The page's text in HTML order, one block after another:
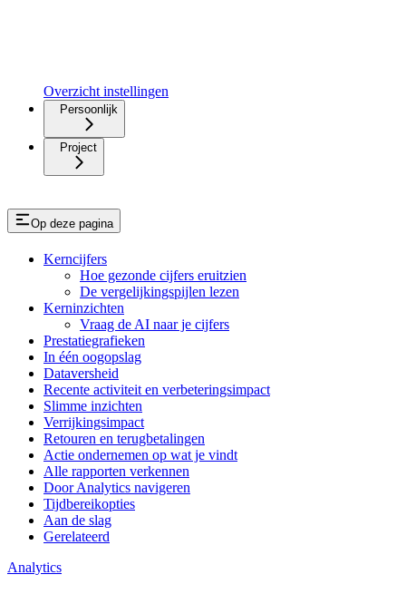
Overzicht instellingen
Persoonlijk
Project
Op deze pagina
Kerncijfers
Hoe gezonde cijfers eruitzien
De vergelijkingspijlen lezen
Kerninzichten
Vraag de AI naar je cijfers
Prestatiegrafieken
In één oogopslag
Dataversheid
Recente activiteit en verbeteringsimpact
Slimme inzichten
Verrijkingsimpact
Retouren en terugbetalingen
Actie ondernemen op wat je vindt
Alle rapporten verkennen
Door Analytics navigeren
Tijdbereikopties
Aan de slag
Gerelateerd
Analytics